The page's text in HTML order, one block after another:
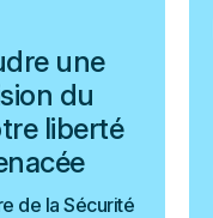
une
du
liberté
de la Sécurité